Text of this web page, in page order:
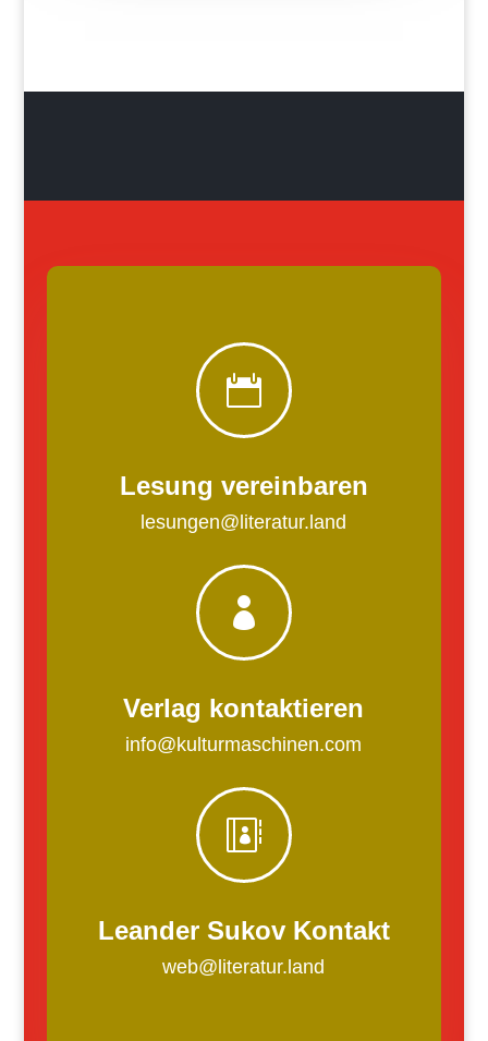

Lesung vereinbaren
lesungen@literatur.land

Verlag kontaktieren
info@kulturmaschinen.com

Leander Sukov Kontakt
web@literatur.land